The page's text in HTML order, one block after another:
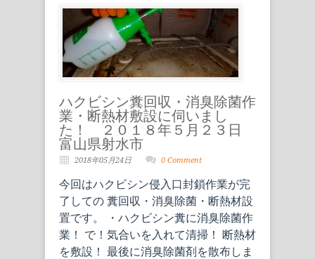
ハクビシン糞回収・消臭除菌作
業・断熱材敷設に伺いまし
た！ ２０１８年５月２３日
富山県射水市
2018年05月24日 0 Comment
今回はハクビシン侵入口封鎖作業が完
了しての 糞回収・消臭除菌・断熱材設
置です。 ・ハクビシン糞に消臭除菌作
業！ で！気合いを入れて清掃！ 断熱材
を敷設！ 最後に消臭除菌剤を散布しま